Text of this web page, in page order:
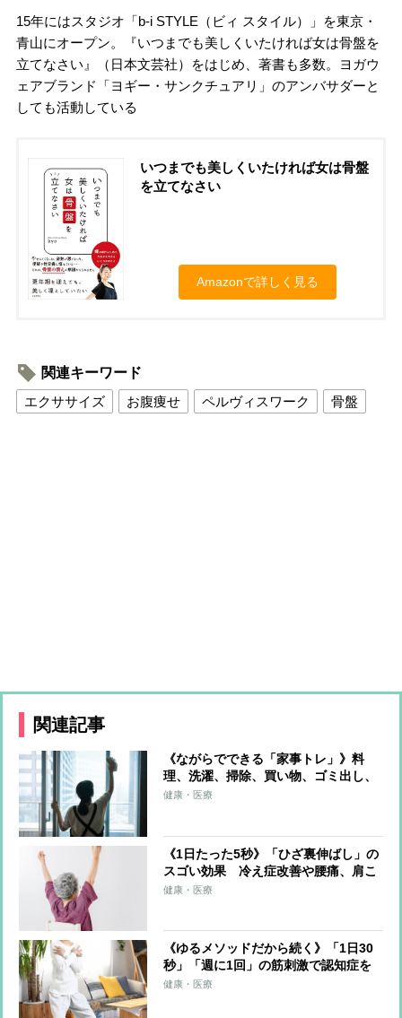
15年にはスタジオ「b-i STYLE（ビィ スタイル）」を東京・
青山にオープン。『いつまでも美しくいたければ女は骨盤を
立てなさい』（日本文芸社）をはじめ、著書も多数。ヨガウ
ェアブランド「ヨギー・サンクチュアリ」のアンバサダーと
しても活動している
いつまでも美しくいたければ女は骨盤
を立てなさい
Amazonで詳しく見る
関連キーワード
エクササイズ
お腹痩せ ペルヴィスワーク 骨盤
関連記事
《ながらでできる「家事トレ」》料
理、洗濯、掃除、買い物、ゴミ出し、
水やり…すべてをエクササイズに！ト
健康・医療
《1日たった5秒》「ひざ裏伸ばし」の
スゴい効果 冷え症改善や腰痛、肩こ
り、片頭痛の軽減も
健康・医療
《ゆるメソッドだから続く》「1日30
秒」「週に1回」の筋刺激で認知症を
予防する「30秒スクワット」
健康・医療